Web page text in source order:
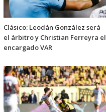
Clásico: Leodán González será
el árbitro y Christian Ferreyra el
encargado VAR